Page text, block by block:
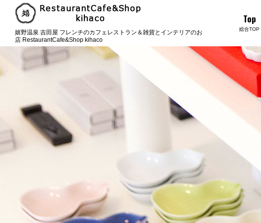
嬉野温泉 吉田屋 フレンチのカフェレストラン＆雑貨とインテリアのお
店 RestaurantCafe&Shop kihaco
Top
総合TOP